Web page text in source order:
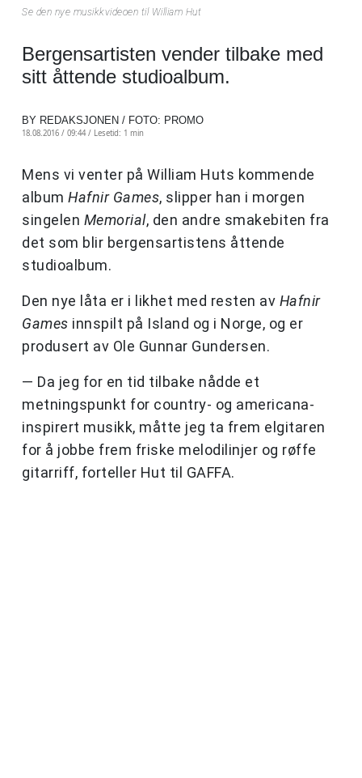
Se den nye musikkvideoen til William Hut
Bergensartisten vender tilbake med
sitt åttende studioalbum.
BY REDAKSJONEN / FOTO: PROMO
18.08.2016 / 09:44 / Lesetid: 1 min
Mens vi venter på William Huts kommende
album Hafnir Games, slipper han i morgen
singelen Memorial, den andre smakebiten fra
det som blir bergensartistens åttende
studioalbum.
Den nye låta er i likhet med resten av Hafnir
Games innspilt på Island og i Norge, og er
produsert av Ole Gunnar Gundersen.
— Da jeg for en tid tilbake nådde et
metningspunkt for country- og americana-
inspirert musikk, måtte jeg ta frem elgitaren
for å jobbe frem friske melodilinjer og røffe
gitarriff, forteller Hut til GAFFA.